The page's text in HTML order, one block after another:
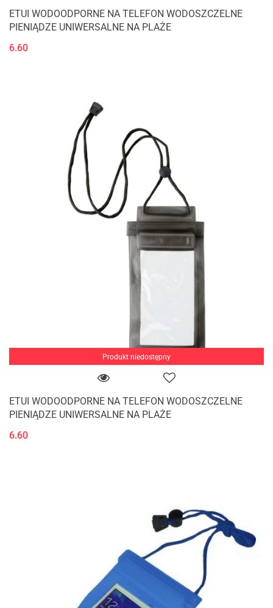
ETUI WODOODPORNE NA TELEFON WODOSZCZELNE
PIENIĄDZE UNIWERSALNE NA PLAŻE
6.60
Produkt niedostępny
ETUI WODOODPORNE NA TELEFON WODOSZCZELNE
PIENIĄDZE UNIWERSALNE NA PLAŻE
6.60